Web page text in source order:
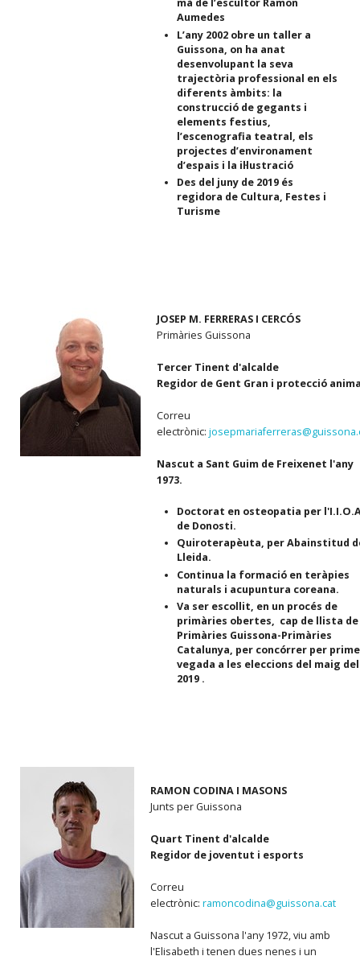
mà de l’escultor Ramon
Aumedes
L’any 2002 obre un taller a
Guissona, on ha anat
desenvolupant la seva
trajectòria professional en els
diferents àmbits: la
construcció de gegants i
elements festius,
l’escenografia teatral, els
projectes d’environament
d’espais i la il·lustració
Des del juny de 2019 és
regidora de Cultura, Festes i
Turisme
JOSEP M. FERRERAS I CERCÓS
Primàries Guissona
Tercer Tinent d'alcalde
Regidor de Gent Gran i protecció
Correu
electrònic:
Nascut a Sant Guim de Freixenet l'any
1973.
Doctorat en osteopatia per
de Donosti.
Quiroterapèuta, per Abainstitud
Lleida.
Continua la formació en teràpies
naturals i acupuntura coreana.
Va ser escollit, en un procés de
primàries obertes, cap de llista de
Primàries Guissona-Primàries
Catalunya, per concórrer per
vegada a les eleccions del maig del
2019 .
RAMON CODINA I MASONS
Junts per Guissona
Quart Tinent d'alcalde
Regidor de joventut i esports
Correu
electrònic: ramoncodina@guissona.cat
Nascut a Guissona l'any 1972, viu amb
l'Elisabeth i tenen dues nenes i un